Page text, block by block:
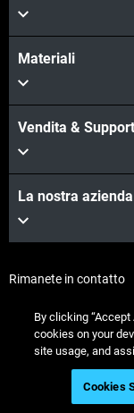
Materiali
Vendita &
La nostra azienda
Rimanete in contatto
©
By clicking
cookies on your
site usage, and
Cookies